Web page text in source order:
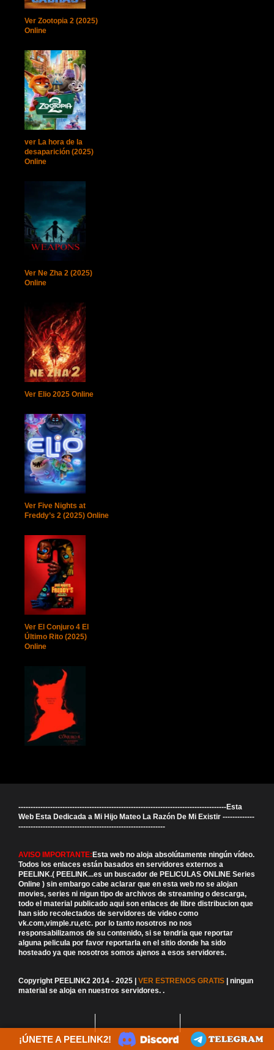
Ver Zootopia 2 (2025)
Online
ver La hora de la
desaparición (2025)
Online
Ver Ne Zha 2 (2025)
Online
Ver Elio 2025 Online
Ver Five Nights at
Freddy’s 2 (2025) Online
Ver El Conjuro 4 El
Último Rito (2025)
Online
-------------------------------------------------------------------------------------Esta
Web Esta Dedicada a Mi Hijo Mateo La Razón De Mi Existir -------------
------------------------------------------------------------
AVISO IMPORTANTE:Esta web no aloja absolútamente ningún vídeo.
Todos los enlaces están basados en servidores externos a
PEELINK.( PEELINK...es un buscador de PELICULAS ONLINE Series
Online ) sin embargo cabe aclarar que en esta web no se alojan
movies, series ni nigun tipo de archivos de streaming o descarga,
todo el material publicado aqui son enlaces de libre distribucion que
han sido recolectados de servidores de video como
vk.com,vimple.ru,etc. por lo tanto nosotros no nos
responsabilizamos de su contenido, si se tendria que reportar
alguna pelicula por favor reportarla en el sitio donde ha sido
hosteado ya que nosotros somos ajenos a esos servidores.
Copyright PEELINK2 2014 - 2025 | VER ESTRENOS GRATIS | ningun
material se aloja en nuestros servidores. .
¡ÚNETE A PEELINK2!